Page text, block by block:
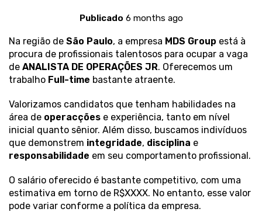
Publicado 6 months ago
Na região de São Paulo, a empresa MDS Group está à
procura de profissionais talentosos para ocupar a vaga
de ANALISTA DE OPERAÇÕES JR. Oferecemos um
trabalho Full-time bastante atraente.
Valorizamos candidatos que tenham habilidades na
área de operacções e experiência, tanto em nível
inicial quanto sênior. Além disso, buscamos indivíduos
que demonstrem integridade, disciplina e
responsabilidade em seu comportamento profissional.
O salário oferecido é bastante competitivo, com uma
estimativa em torno de R$XXXX. No entanto, esse valor
pode variar conforme a política da empresa.